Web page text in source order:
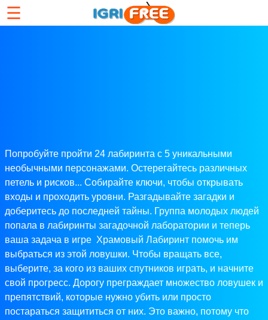
☰
Попробуйте пройти 24 лабиринта с 5 уникальными
необычными персонажами. Остерегайтесь различных
петель и рисков... Собирайте ключи, чтобы открывать
входы и проходить уровни. Разгадывайте загадки и
доберитесь до последней тайны. Группа молодых людей
попала в лабиринты загадочной лаборатории и теперь
ваша задача в игре Храмовый Лабиринт помочь им
выбраться из этой ловушки. Чтобы вращать все,
выберите, за кого из ваших спутников играть, и начните
свой прогресс. Дорогу преграждает множество ловушек и
препятствий, которые нужно убить или просто
постараться защититься от них. Это важно, потому что